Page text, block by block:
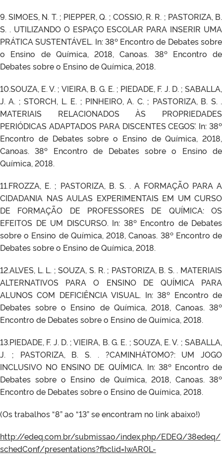
9. SIMOES, N. T. ; PIEPPER, Q. ; COSSIO, R. R. ; PASTORIZA, B.
S. . UTILIZANDO O ESPAÇO ESCOLAR PARA INSERIR UMA
PRÁTICA SUSTENTÁVEL. In: 38º Encontro de Debates sobre
o Ensino de Química, 2018, Canoas. 38º Encontro de
Debates sobre o Ensino de Química, 2018.
10.SOUZA, E. V. ; VIEIRA, B. G. E. ; PIEDADE, F. J. D. ; SABALLA,
J. A. ; STORCH, L. E. ; PINHEIRO, A. C. ; PASTORIZA, B. S. .
MATERIAIS RELACIONADOS ÀS PROPRIEDADES
PERIÓDICAS ADAPTADOS PARA DISCENTES CEGOS’. In: 38º
Encontro de Debates sobre o Ensino de Química, 2018,
Canoas. 38º Encontro de Debates sobre o Ensino de
Química, 2018.
11.FROZZA, E. ; PASTORIZA, B. S. . A FORMAÇÃO PARA A
CIDADANIA NAS AULAS EXPERIMENTAIS EM UM CURSO
DE FORMAÇÃO DE PROFESSORES DE QUÍMICA: OS
EFEITOS DE UM DISCURSO. In: 38º Encontro de Debates
sobre o Ensino de Química, 2018, Canoas. 38º Encontro de
Debates sobre o Ensino de Química, 2018.
12.ALVES, L. L. ; SOUZA, S. R. ; PASTORIZA, B. S. . MATERIAIS
ALTERNATIVOS PARA O ENSINO DE QUÍMICA PARA
ALUNOS COM DEFICIÊNCIA VISUAL. In: 38º Encontro de
Debates sobre o Ensino de Química, 2018, Canoas. 38º
Encontro de Debates sobre o Ensino de Química, 2018.
13.PIEDADE, F. J. D. ; VIEIRA, B. G. E. ; SOUZA, E. V. ; SABALLA,
J. ; PASTORIZA, B. S. . ?CAMINHÁTOMO?: UM JOGO
INCLUSIVO NO ENSINO DE QUÍMICA. In: 38º Encontro de
Debates sobre o Ensino de Química, 2018, Canoas. 38º
Encontro de Debates sobre o Ensino de Química, 2018.
(Os trabalhos “8” ao “13” se encontram no link abaixo!)
http://edeq.com.br/submissao/index.php/EDEQ/38edeq/
schedConf/presentations?fbclid=IwAR0L-